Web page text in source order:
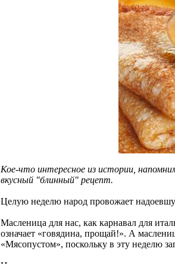
Кое-что интересное из истории,
вкусный "блинный" рецепт.
Целую неделю народ провожает
Масленица для нас, как карнавал для
означает «говядина, прощай!». А
«Мясопустом», поскольку в эту неделю